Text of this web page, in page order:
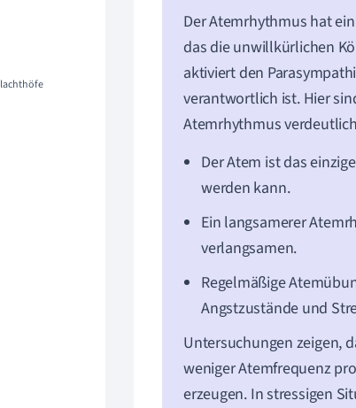
Der Atemrhythmus hat
das die unwillkürlichen
aktiviert den
verantwortlich ist. Hier
Atemrhythmus
Der Atem ist das
werden kann.
Ein langsamerer
verlangsamen.
Regelmäßige
Angstzustände und
Untersuchungen zeigen,
weniger Atemfrequenz
erzeugen. In stressigen